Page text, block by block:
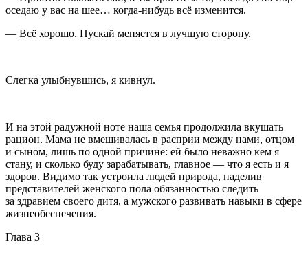
оседаю у вас на шее… когда-нибудь всё изменится.
— Всё хорошо. Пускай меняется в лучшую сторону.
Слегка улыбнувшись, я кивнул.
И на этой радужной ноте наша семья продолжила вкушать
рацион. Мама не вмешивалась в расприи между нами, отцом
и сыном, лишь по одной причине: ей было неважно кем я
стану, и сколько буду зарабатывать, главное — что я есть и я
здоров. Видимо так устроила людей природа, наделив
представителей женского пола обязанностью следить
за здравием своего дитя, а мужского развивать навыки в сфере
жизнеобеспечения.
Глава 3